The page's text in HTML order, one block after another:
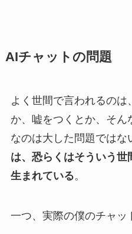
AIチャットの問題
よく世間で言われるのは
か、嘘をつくとか、そん
なのは大した問題ではな
は、恐らくはそういう
生まれている。
一つ、実際の僕のチャッ